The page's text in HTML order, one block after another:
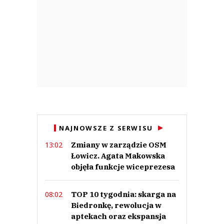
NAJNOWSZE Z SERWISU
13:02
Zmiany w zarządzie OSM
Łowicz. Agata Makowska
objęła funkcje wiceprezesa
08:02
TOP 10 tygodnia: skarga na
Biedronkę, rewolucja w
aptekach oraz ekspansja